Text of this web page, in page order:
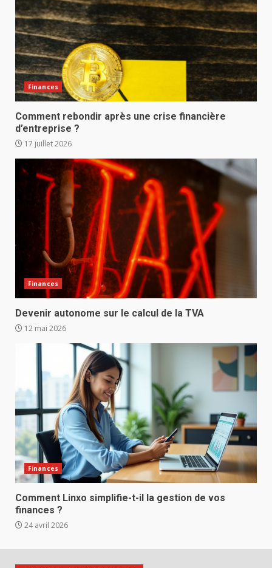
Finances
Comment rebondir après une crise financière
d’entreprise ?
17 juillet 2026
Finances
Devenir autonome sur le calcul de la TVA
12 mai 2026
Finances
Comment Linxo simplifie-t-il la gestion de vos
finances ?
24 avril 2026